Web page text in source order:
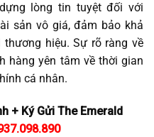
lòng tin tuyệt đối với
sản vô giá, đảm bảo khả
hiệu. Sự rõ ràng về
hàng yên tâm về thời gian
cá nhân.
+ Ký Gửi The Emerald